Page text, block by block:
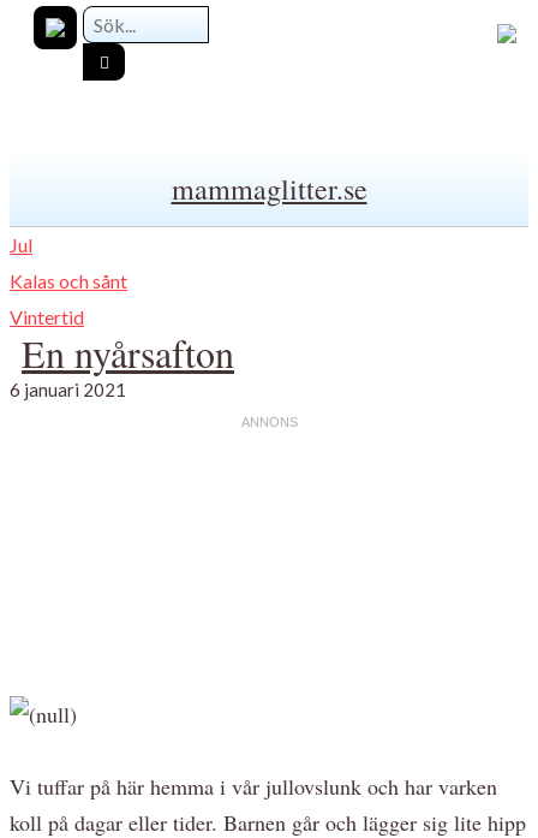
mammaglitter.se
Jul
Kalas och sånt
Vintertid
En nyårsafton
6 januari 2021
Vi tuffar på här hemma i vår jullovslunk och har varken
koll på dagar eller tider. Barnen går och lägger sig lite hipp